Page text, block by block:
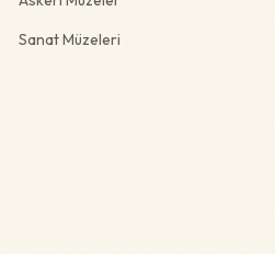
Sanat Müzeleri